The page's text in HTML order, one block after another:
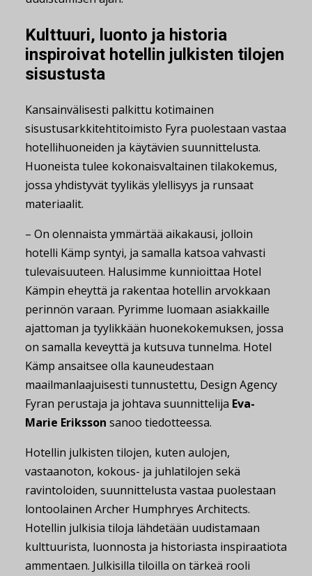
Kulttuuri, luonto ja historia
inspiroivat hotellin julkisten tilojen
sisustusta
Kansainvälisesti palkittu kotimainen
sisustusarkkitehtitoimisto Fyra puolestaan vastaa
hotellihuoneiden ja käytävien suunnittelusta.
Huoneista tulee kokonaisvaltainen tilakokemus,
jossa yhdistyvät tyylikäs ylellisyys ja runsaat
materiaalit.
– On olennaista ymmärtää aikakausi, jolloin
hotelli Kämp syntyi, ja samalla katsoa vahvasti
tulevaisuuteen. Halusimme kunnioittaa Hotel
Kämpin eheyttä ja rakentaa hotellin arvokkaan
perinnön varaan. Pyrimme luomaan asiakkaille
ajattoman ja tyylikkään huonekokemuksen, jossa
on samalla keveyttä ja kutsuva tunnelma. Hotel
Kämp ansaitsee olla kauneudestaan
maailmanlaajuisesti tunnustettu, Design Agency
Fyran perustaja ja johtava suunnittelija Eva-
Marie Eriksson sanoo tiedotteessa.
Hotellin julkisten tilojen, kuten aulojen,
vastaanoton, kokous- ja juhlatilojen sekä
ravintoloiden, suunnittelusta vastaa puolestaan
lontoolainen Archer Humphryes Architects.
Hotellin julkisia tiloja lähdetään uudistamaan
kulttuurista, luonnosta ja historiasta inspiraatiota
ammentaen. Julkisilla tiloilla on tärkeä rooli